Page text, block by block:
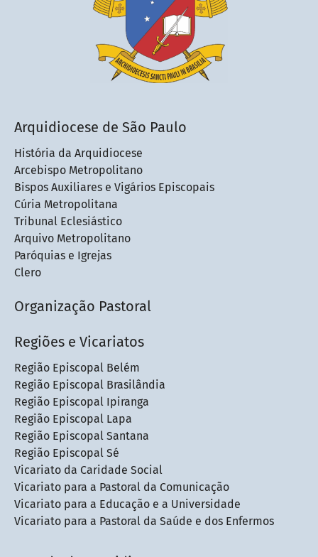
Arquidiocese de São Paulo
História da Arquidiocese
Arcebispo Metropolitano
Bispos Auxiliares e Vigários Episcopais
Cúria Metropolitana
Tribunal Eclesiástico
Arquivo Metropolitano
Paróquias e Igrejas
Clero
Organização Pastoral
Regiões e Vicariatos
Região Episcopal Belém
Região Episcopal Brasilândia
Região Episcopal Ipiranga
Região Episcopal Lapa
Região Episcopal Santana
Região Episcopal Sé
Vicariato da Caridade Social
Vicariato para a Pastoral da Comunicação
Vicariato para a Educação e a Universidade
Vicariato para a Pastoral da Saúde e dos Enfermos